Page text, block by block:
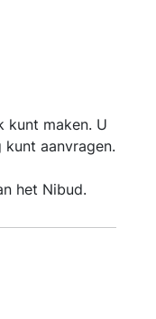
kunt maken. U
aanvragen.
het Nibud.